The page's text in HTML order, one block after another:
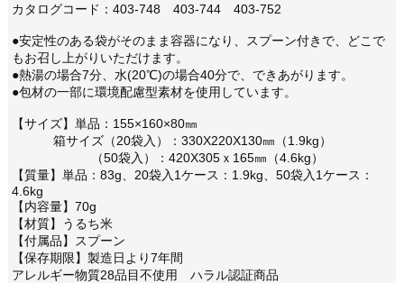
カタログコード：403-748 403-744 403-752
●安定性のある袋がそのまま容器になり、スプーン付きで、どこで
もお召し上がりいただけます。
●熱湯の場合7分、水(20℃)の場合40分で、できあがります。
●包材の一部に環境配慮型素材を使用しています。
【サイズ】単品：155×160×80㎜
箱サイズ（20袋入）：330X220X130㎜（1.9kg）
（50袋入）：420X305ｘ165㎜（4.6kg）
【質量】単品：83g、20袋入1ケース：1.9kg、50袋入1ケース：
4.6kg
【内容量】70g
【材質】うるち米
【付属品】スプーン
【保存期限】製造日より7年間
アレルギー物質28品目不使用 ハラル認証商品